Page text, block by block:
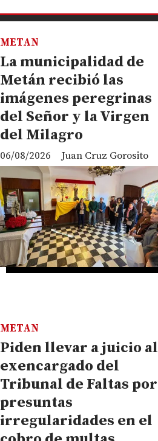
La municipalidad de
Metán recibió las
imágenes peregrinas
del Señor y la Virgen
del Milagro
Juan Cruz Gorosito
METAN
06/08/2026
Piden llevar a juicio al
exencargado del
Tribunal de Faltas por
presuntas
irregularidades en el
METAN